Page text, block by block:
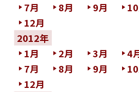
7月
8月 9月
12月
2012年
1月
2月 3月 4
7月
8月 9月
12月